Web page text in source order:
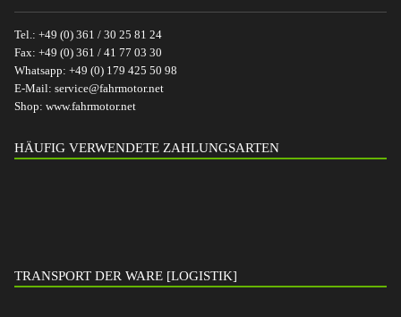
Tel.: +49 (0) 361 / 30 25 81 24
Fax: +49 (0) 361 / 41 77 03 30
Whatsapp: +49 (0) 179 425 50 98
E-Mail: service@fahrmotor.net
Shop: www.fahrmotor.net
HÄUFIG VERWENDETE ZAHLUNGSARTEN
TRANSPORT DER WARE [LOGISTIK]